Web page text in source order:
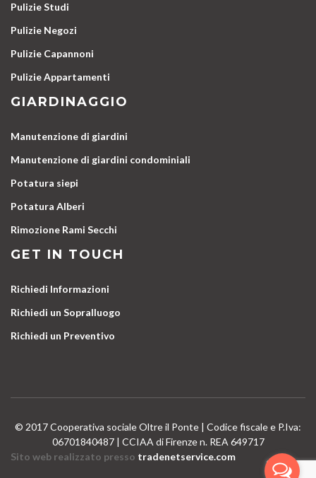
Pulizie Studi
Pulizie Negozi
Pulizie Capannoni
Pulizie Appartamenti
GIARDINAGGIO
Manutenzione di giardini
Manutenzione di giardini condominiali
Potatura siepi
Potatura Alberi
Rimozione Rami Secchi
GET IN TOUCH
Richiedi Informazioni
Richiedi un Sopralluogo
Richiedi un Preventivo
© 2017 Cooperativa sociale Oltre il Ponte | Codice fiscale e P.Iva:
06701840487 | CCIAA di Firenze n. REA 649717
Sito web realizzato presso tradenetservice.com